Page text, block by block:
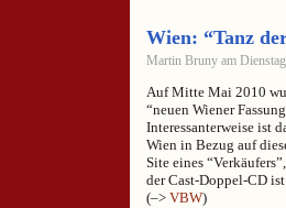
Wien: “Tanz
Martin Bruny am
Auf Mitte Mai 2010
“neuen Wiener
Interessanterweise ist
Wien in Bezug auf
Site eines
der Cast-Doppel-CD
(–> VBW)